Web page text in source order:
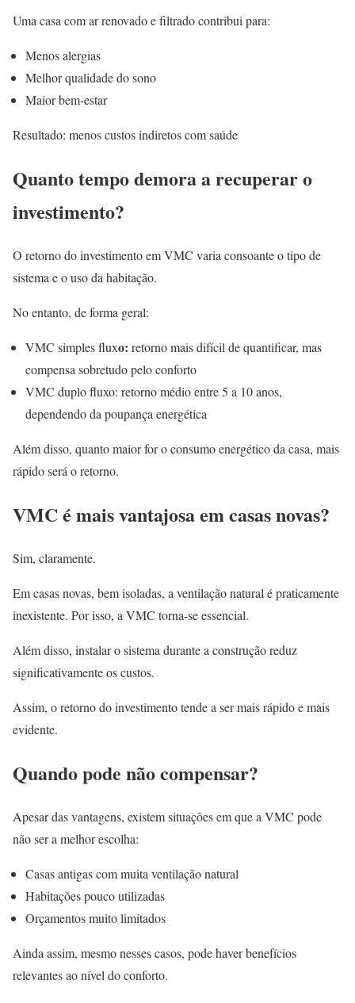
Uma casa com ar renovado e filtrado contribui para:
Menos alergias
Melhor qualidade do sono
Maior bem-estar
Resultado: menos custos indiretos com saúde
Quanto tempo demora a recuperar o
investimento?
O retorno do investimento em VMC varia consoante o tipo de
sistema e o uso da habitação.
No entanto, de forma geral:
VMC simples fluxo: retorno mais difícil de quantificar, mas
compensa sobretudo pelo conforto
VMC duplo fluxo: retorno médio entre 5 a 10 anos,
dependendo da poupança energética
Além disso, quanto maior for o consumo energético da casa, mais
rápido será o retorno.
VMC é mais vantajosa em casas novas?
Sim, claramente.
Em casas novas, bem isoladas, a ventilação natural é praticamente
inexistente. Por isso, a VMC torna-se essencial.
Além disso, instalar o sistema durante a construção reduz
significativamente os custos.
Assim, o retorno do investimento tende a ser mais rápido e mais
evidente.
Quando pode não compensar?
Apesar das vantagens, existem situações em que a VMC pode
não ser a melhor escolha:
Casas antigas com muita ventilação natural
Habitações pouco utilizadas
Orçamentos muito limitados
Ainda assim, mesmo nesses casos, pode haver benefícios
relevantes ao nível do conforto.